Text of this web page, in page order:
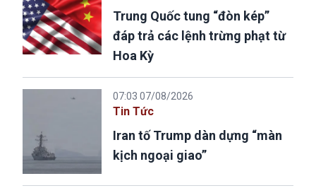
Trung Quốc tung “đòn kép”
đáp trả các lệnh trừng phạt từ
Hoa Kỳ
07:03 07/08/2026
Tin Tức
Iran tố Trump dàn dựng “màn
kịch ngoại giao”